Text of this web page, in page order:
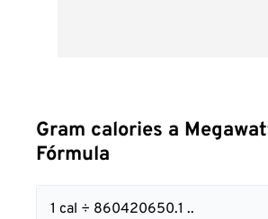
Gram calories a
Fórmula
1 cal ÷ 860420650.1 ..